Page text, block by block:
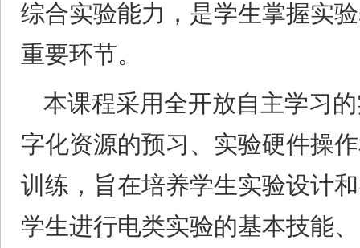
综合实验能力，是学生掌握实
重要环节。
本课程采用全开放自主学习
字化资源的预习、实验硬件操
训练，旨在培养学生实验设计
学生进行电类实验的基本技能